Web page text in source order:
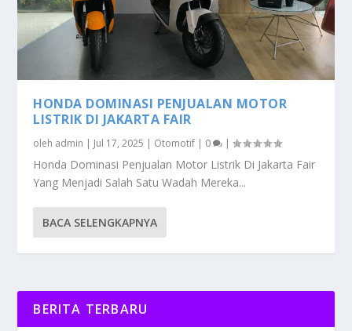
HONDA DOMINASI PENJUALAN MOTOR
LISTRIK DI JAKARTA FAIR
oleh admin | Jul 17, 2025 | Otomotif | 0 |
Honda Dominasi Penjualan Motor Listrik Di Jakarta Fair
Yang Menjadi Salah Satu Wadah Mereka...
BACA SELENGKAPNYA
BERITA TERBARU